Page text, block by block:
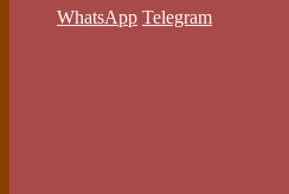
WhatsApp Telegram